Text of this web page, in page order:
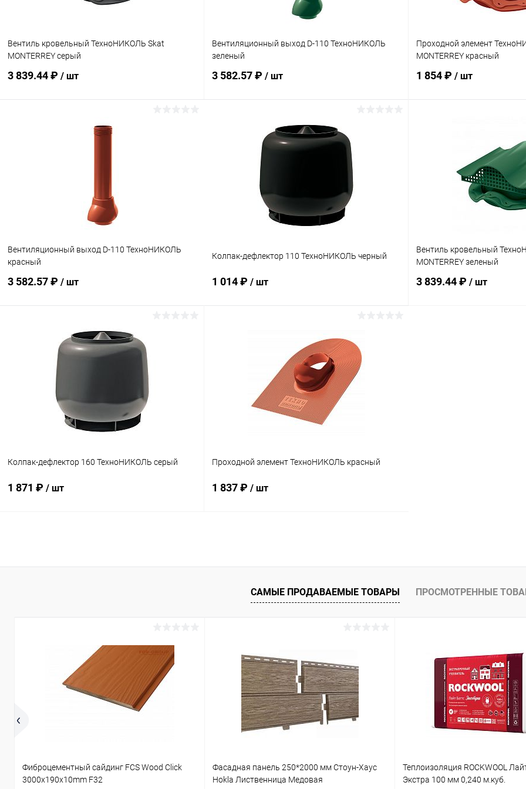
Вентиль кровельный ТехноНИКОЛЬ Skat
MONTERREY серый
3 839.44 ₽ / шт
В корзину
Вентиляционный выход D-110 ТехноНИКОЛЬ
зеленый
3 582.57 ₽ / шт
В корзину
Купить в 1 клик Сравнение
В избранное Под заказ
Проходной элемент
MONTERREY красный
1 854 ₽ / шт
Купить в 1 клик
В избранное
Вентиляционный выход D-110 ТехноНИКОЛЬ
красный
3 582.57 ₽ / шт
В корзину
Купить в 1 клик Сравнение
В избранное Под заказ
Колпак-дефлектор 110 ТехноНИКОЛЬ черный
1 014 ₽ / шт
Сравнение
Под заказ
Вентиль кровельный
MONTERREY зеленый
3 839.44 ₽ / шт
Колпак-дефлектор 160 ТехноНИКОЛЬ серый
1 871 ₽ / шт
Купить в 1 клик Сравнение
Проходной элемент ТехноНИКОЛЬ красный
1 837 ₽ / шт
Купить в 1 клик Сравнение
В избранное Под заказ
САМЫЕ ПРОДАВАЕМЫЕ ТОВАРЫ ПРОСМОТРЕННЫЕ
Фиброцементный сайдинг FCS Wood Click
3000x190x10mm F32
Фасадная панель 250*2000 мм Стоун-Хаус
Hokla Лиственница Медовая
Теплоизоляция ROCKWOOL
Экстра 100 мм 0,240 м.куб.